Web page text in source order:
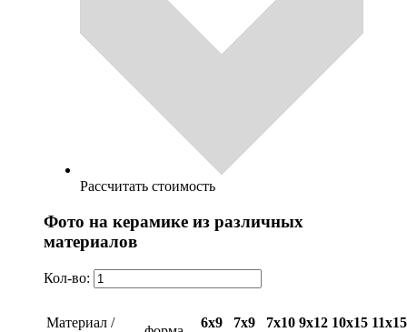
Рассчитать стоимость
Фото на керамике из различных
материалов
Кол-во:
Материал /
6х9
7х9
7х10 9х12 10х15 11х15